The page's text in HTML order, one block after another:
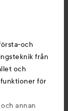
och
från
och
för
annan